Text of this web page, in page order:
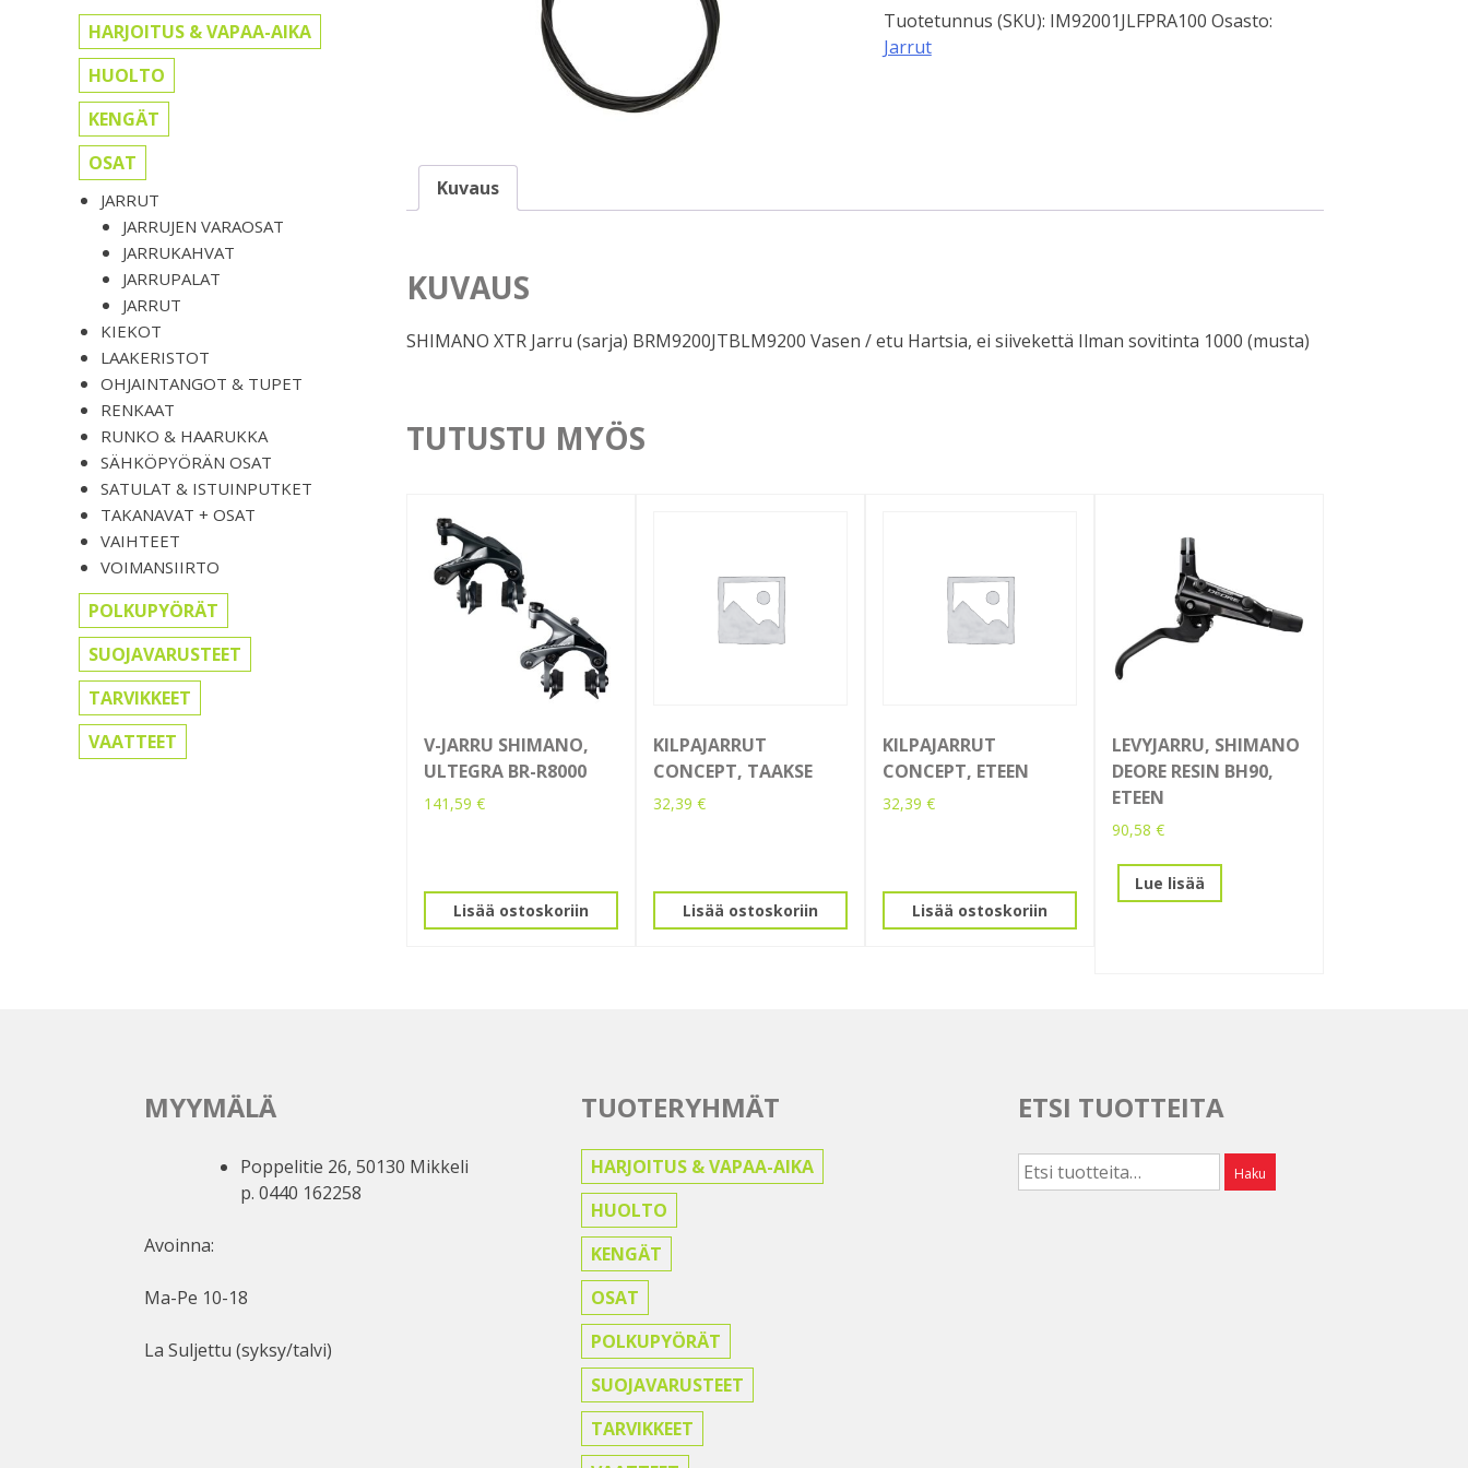
HARJOITUS & VAPAA-AIKA
HUOLTO
KENGÄT
OSAT
JARRUT
JARRUJEN VARAOSAT
JARRUKAHVAT
JARRUPALAT
JARRUT
KIEKOT
LAAKERISTOT
OHJAINTANGOT & TUPET
RENKAAT
RUNKO & HAARUKKA
SÄHKÖPYÖRÄN OSAT
SATULAT & ISTUINPUTKET
TAKANAVAT + OSAT
VAIHTEET
VOIMANSIIRTO
POLKUPYÖRÄT
SUOJAVARUSTEET
TARVIKKEET
VAATTEET
eteen
määrä
Tuotetunnus (SKU): IM92001JLFPRA100 Osasto:
Jarrut
Kuvaus
KUVAUS
SHIMANO XTR Jarru (sarja) BRM9200JTBLM9200 Vasen / etu Hartsia, ei siivekettä Ilman sovitinta 1000 (musta)
TUTUSTU MYÖS
V-JARRU SHIMANO,
ULTEGRA BR-R8000
141,59 €
Lisää ostoskoriin
KILPAJARRUT
CONCEPT, TAAKSE
32,39 €
Lisää ostoskoriin
KILPAJARRUT
CONCEPT, ETEEN
32,39 €
Lisää ostoskoriin
LEVYJARRU, SHIMANO
DEORE RESIN BH90,
ETEEN
90,58 €
Lue lisää
MYYMÄLÄ
Poppelitie 26, 50130 Mikkeli
p. 0440 162258
Avoinna:
Ma-Pe 10-18
La Suljettu (syksy/talvi)
TUOTERYHMÄT
HARJOITUS & VAPAA-AIKA
HUOLTO
KENGÄT
OSAT
POLKUPYÖRÄT
SUOJAVARUSTEET
TARVIKKEET
ETSI TUOTTEITA
Etsi: Haku